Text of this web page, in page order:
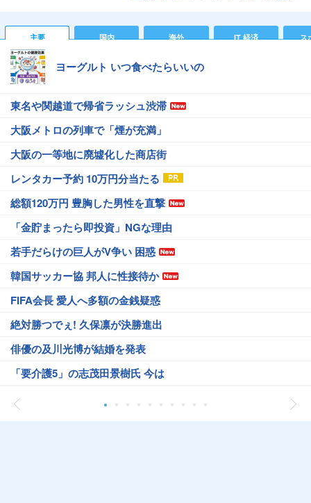
主要 国内 海外 IT 経済 ス
ヨーグルト いつ食べたらいいの
東名や関越道で帰省ラッシュ渋滞
大阪メトロの列車で「煙が充満」
大阪の一等地に廃墟化した商店街
レンタカー予約 10万円分当たる
総額120万円 豊胸した男性を直撃
「金貯まったら即投資」NGな理由
若手だらけの巨人がV争い 困惑
韓国サッカー協 邦人に性接待か
FIFA会長 愛人へ多額の金銭疑惑
絶対勝つでぇ! 久保凛が決勝進出
俳優の及川光博が結婚を発表
「要介護5」の志茂田景樹氏 今は